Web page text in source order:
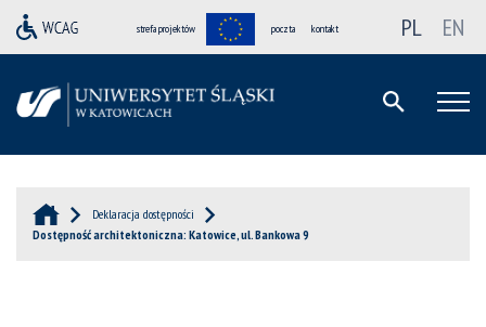
strefa projektów poczta kontakt PL EN
Deklaracja dostępności
Dostępność architektoniczna: Katowice, ul. Bankowa 9